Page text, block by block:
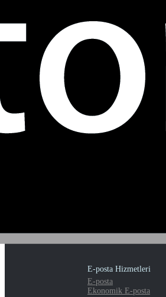
E-posta Hizmetleri
E-posta
Ekonomik E-posta